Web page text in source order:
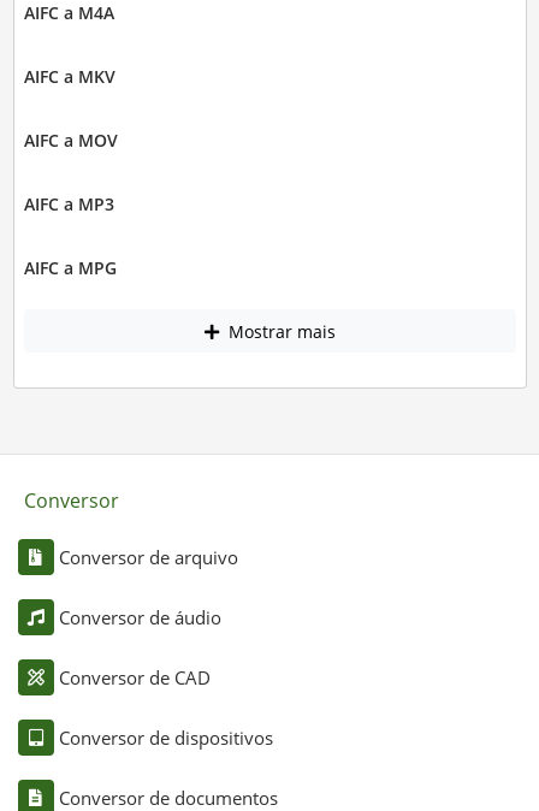
AIFC a M4A
AIFC a MKV
AIFC a MOV
AIFC a MP3
AIFC a MPG
Mostrar mais
Conversor
Conversor de arquivo
Conversor de áudio
Conversor de CAD
Conversor de dispositivos
Conversor de documentos